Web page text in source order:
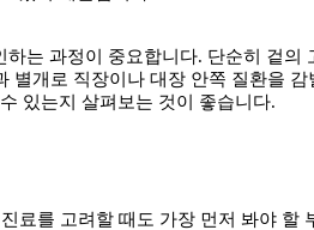
하는 과정이 중요합니다. 단순히 겉의
별개로 직장이나 대장 안쪽 질환을
있는지 살펴보는 것이 좋습니다.
료를 고려할 때도 가장 먼저 봐야 할